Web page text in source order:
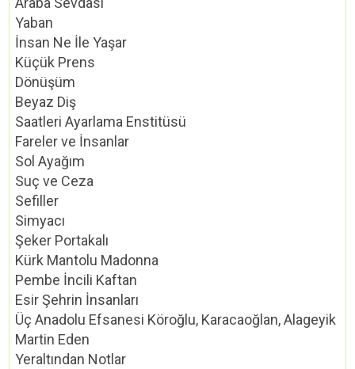
Yaban
İnsan Ne İle Yaşar
Küçük Prens
Dönüşüm
Beyaz Diş
Saatleri Ayarlama Enstitüsü
Fareler ve İnsanlar
Sol Ayağım
Suç ve Ceza
Sefiller
Simyacı
Şeker Portakalı
Kürk Mantolu Madonna
Pembe İncili Kaftan
Esir Şehrin İnsanları
Üç Anadolu Efsanesi Köroğlu, Karacaoğlan, Alageyik
Martin Eden
Yeraltından Notlar